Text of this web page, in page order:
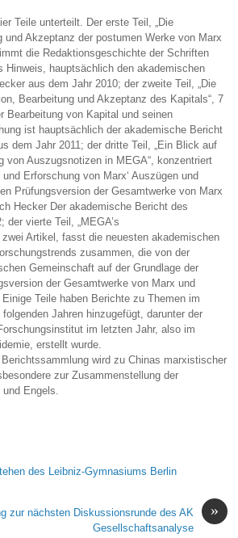
Teile unterteilt. Der erste Teil, „Die
und Akzeptanz der postumen Werke von Marx
die Redaktionsgeschichte der Schriften
Hinweis, hauptsächlich den akademischen
aus dem Jahr 2010; der zweite Teil, „Die
Bearbeitung und Akzeptanz des Kapitals“, 7
Bearbeitung von Kapital und seinen
ist hauptsächlich der akademische Bericht
dem Jahr 2011; der dritte Teil, „Ein Blick auf
von Auszugsnotizen in MEGA“, konzentriert
Erforschung von Marx‘ Auszügen und
Prüfungsversion der Gesamtwerke von Marx
Hecker Der akademische Bericht des
der vierte Teil, „MEGA’s
zwei Artikel, fasst die neuesten akademischen
zusammen, die von der
Gemeinschaft auf der Grundlage der
der Gesamtwerke von Marx und
Teile haben Berichte zu Themen im
Jahren hinzugefügt, darunter der
im letzten Jahr, also im
erstellt wurde.
wird zu Chinas marxistischer
zur Zusammenstellung der
Engels.
des Leibniz-Gymnasiums Berlin
»
zur nächsten Diskussionsrunde des AK
Gesellschaftsanalyse